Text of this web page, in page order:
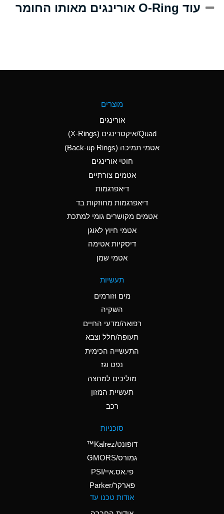
(Aqueous)
Aluminum Nitrate
(Aqueous)
Aluminum Phosphate
Ammonia Anhydrous
A
Ammonia Gas (cold)
A
Ammonia Gas (hot)
Ammonium Hydroxide
A
Ammonium Nitrate
Ammonium Nitrite
Ammonium Persulfate
Ammonium Phosphate
A
Ammonium Sulfate
A
עוד O-Ring אורינגים מאותו החומר
מוצרים
אורינגים
Quad/איקסרינגים (X-Rings)
אטמי תמיכה (Back-up Rings)
חוטי אורינגים
אטמים צורתיים
דיאפרגמות
דיאפרגמות מחוזקות בד
אטמים מקושרים גומי למתכת
אטמי חיוץ לאוגן
דיסקיות אטימה
אטמי שמן
תעשיות
מים וזורמים
השקיה
רפואה/מדעי החיים
תעופה/חלל וצבא
התעשייה הכימית
נפט וגז
מוליכים למחצה
תעשיית המזון
רכב
סוכניות
דופונט/Kalrez™
גמורס/GMORS
פי.אס.איי/PSI
פארקר/Parker
אודות טכנו עד